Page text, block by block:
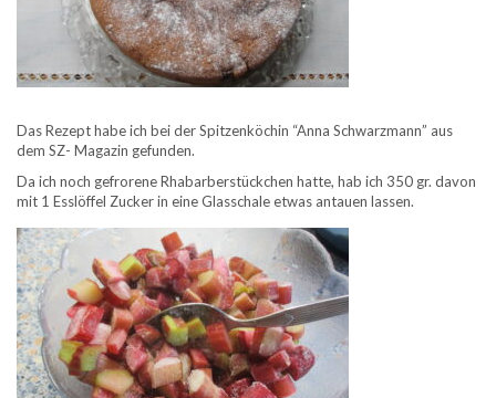
Das Rezept habe ich bei der Spitzenköchin “Anna Schwarzmann” aus
dem SZ- Magazin gefunden.
Da ich noch gefrorene Rhabarberstückchen hatte, hab ich 350 gr. davon
mit 1 Esslöffel Zucker in eine Glasschale etwas antauen lassen.